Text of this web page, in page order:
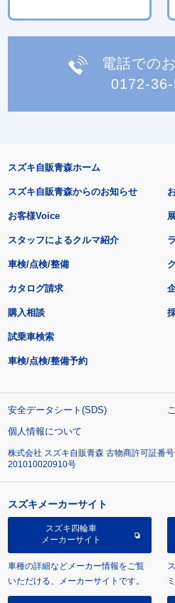
電話での
0172-
スズキ自販青森ホーム
スズキ自販青森からのお知らせ
お客様Voice
スタッフによるクルマ紹介
車検/点検/整備
カタログ請求
購入相談
試乗車検索
車検/点検/整備予約
安全データシート(SDS)
個人情報について
株式会社 スズキ自販青森 古物商許可証番
201010020910号
スズキメーカーサイト
スズキ四輪車
メーカーサイト
車種の詳細などメーカー情報をご覧
いただける、メーカーサイトです。